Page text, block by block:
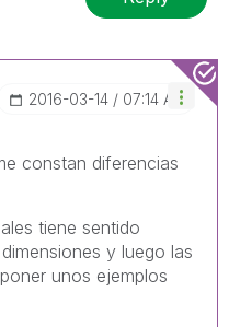
‎2016-03-14 07:14 AM
constan diferencias
tiene sentido
y luego las
unos ejemplos